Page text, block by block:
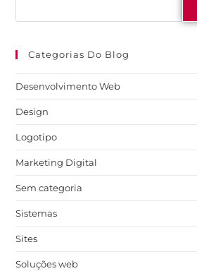
Categorias Do Blog
Desenvolvimento Web
Design
Logotipo
Marketing Digital
Sem categoria
Sistemas
Sites
Soluções web